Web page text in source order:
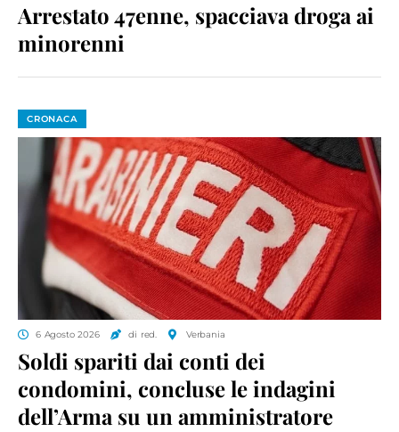
Arrestato 47enne, spacciava droga ai
minorenni
CRONACA
6 Agosto 2026 di red. Verbania
Soldi spariti dai conti dei
condomini, concluse le indagini
dell’Arma su un amministratore